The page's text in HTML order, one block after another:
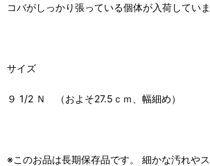
コバがしっかり張っている個体が入荷していま
サイズ
９ 1/2 Ｎ （およそ27.5ｃｍ、幅細め）
※このお品は長期保存品です。 細かな汚れや